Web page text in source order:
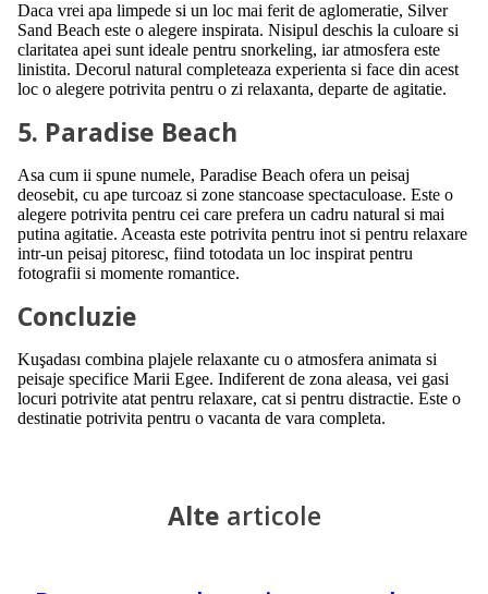
Daca vrei apa limpede si un loc mai ferit de aglomeratie, Silver
Sand Beach este o alegere inspirata. Nisipul deschis la culoare si
claritatea apei sunt ideale pentru snorkeling, iar atmosfera este
linistita. Decorul natural completeaza experienta si face din acest
loc o alegere potrivita pentru o zi relaxanta, departe de agitatie.
5. Paradise Beach
Asa cum ii spune numele, Paradise Beach ofera un peisaj
deosebit, cu ape turcoaz si zone stancoase spectaculoase. Este o
alegere potrivita pentru cei care prefera un cadru natural si mai
putina agitatie. Aceasta este potrivita pentru inot si pentru relaxare
intr-un peisaj pitoresc, fiind totodata un loc inspirat pentru
fotografii si momente romantice.
Concluzie
Kuşadası combina plajele relaxante cu o atmosfera animata si
peisaje specifice Marii Egee. Indiferent de zona aleasa, vei gasi
locuri potrivite atat pentru relaxare, cat si pentru distractie. Este o
destinatie potrivita pentru o vacanta de vara completa.
Alte articole